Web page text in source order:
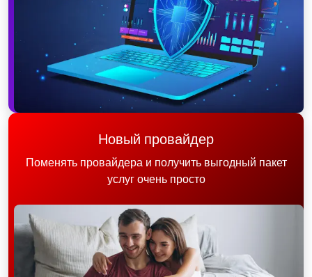
Новый провайдер
Поменять провайдера и получить выгодный пакет
услуг очень просто